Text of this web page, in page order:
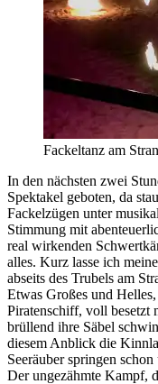
Fackeltanz am
In den nächsten zwei
Spektakel geboten, da
Fackelzügen unter
Stimmung mit
real wirkenden
alles. Kurz lasse ich
abseits des Trubels am
Etwas Großes und
Piratenschiff, voll besetzt
brüllend ihre Säbel
diesem Anblick die
Seeräuber springen
Der ungezähmte Kampf,